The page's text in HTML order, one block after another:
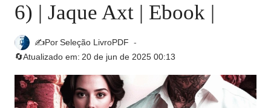
6) | Jaque Axt | Ebook |
✍️PorSeleção LivroPDF
🔄Atualizado em: 20 de jun de 2025 00:13